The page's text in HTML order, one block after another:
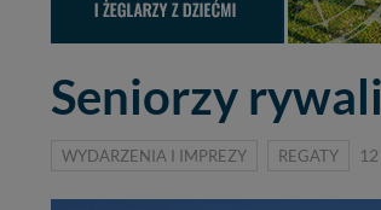
Seniorzy
WYDARZENIA I IMPREZY REGATY